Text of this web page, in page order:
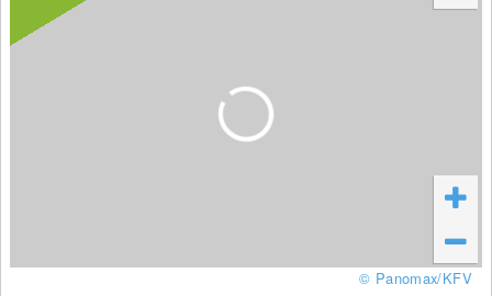
© Panomax/KFV